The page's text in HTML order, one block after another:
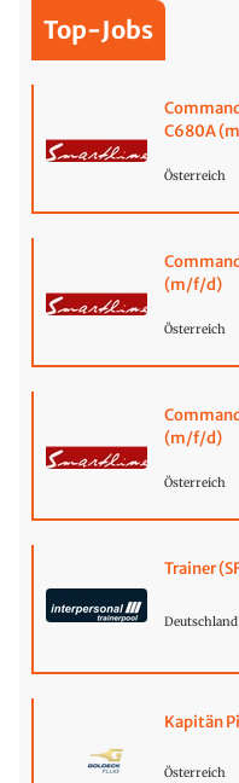
Top-Jobs
C680A
Österreich
(m/f/d)
Österreich
(m/f/d)
Österreich
Trainer
Deutschland
Kapitän
Österreich